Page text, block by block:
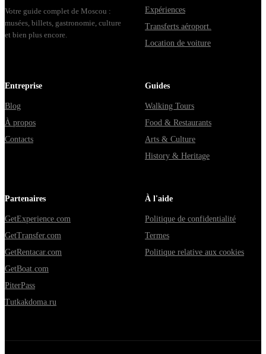
Votre guide complet de Moscou :
musées, billets, gastronomie, culture
et bien plus encore.
Expériences
Transferts aéroport.
Location de voiture
Entreprise
Blog
À propos
Contacts
Guides
Walking Tours
Food & Restaurants
Arts & Culture
History & Heritage
Partenaires
GetExperience.com
GetTransfer.com
GetRentacar.com
GetBoat.com
PiterPass
Tutkakdoma.ru
À l'aide
Politique de confidentialité
Termes
Politique relative aux cookies